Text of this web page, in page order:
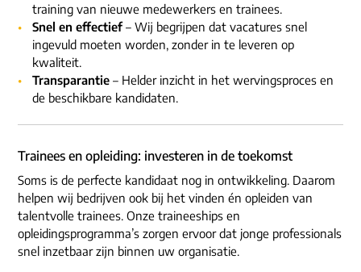
training van nieuwe medewerkers en trainees.
Snel en effectief– Wij begrijpen dat vacatures snel
ingevuld moeten worden, zonder in te leveren op
kwaliteit.
Transparantie – Helder inzicht in het wervingsproces en
de beschikbare kandidaten.
Trainees en opleiding: investeren in de toekomst
Soms is de perfecte kandidaat nog in ontwikkeling. Daarom
helpen wij bedrijven ook bij het vinden én opleiden van
talentvolle trainees. Onze traineeships en
opleidingsprogramma’s zorgen ervoor dat jonge professionals
snel inzetbaar zijn binnen uw organisatie.